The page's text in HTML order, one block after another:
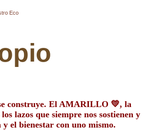
Eco
construye. El AMARILLO 💛, la
lazos que siempre nos sostienen y
el bienestar con uno mismo.